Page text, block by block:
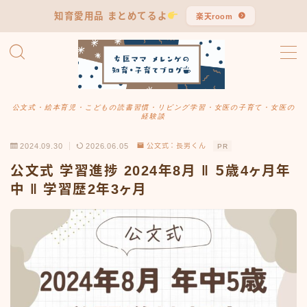
知育愛用品 まとめてるよ 楽天room
公文式・絵本育児・こどもの読書習慣・リビング学習・女医の子育て・女医の
経験談
MENU
公文式まとめ
学習習慣
長男・言葉発達の記録
リアル愛用品
2024.09.30 2026.06.05 公文式：長男くん PR
公文式 学習進捗 2024年8月 ‖ ５歳4ヶ月年
中 ‖ 学習歴2年3ヶ月